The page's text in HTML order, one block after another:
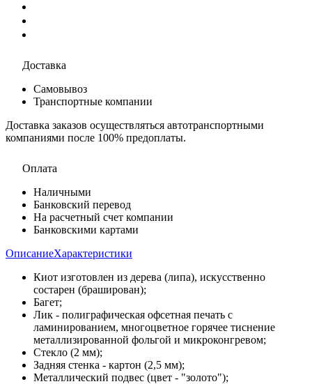
Доставка
Самовывоз
Транспортные компании
Доставка заказов осуществляться автотранспортными
компаниями после 100% предоплаты.
Оплата
Наличными
Банковский перевод
На расчетный счет компании
Банковскими картами
ОписаниеХарактеристики
Киот изготовлен из дерева (липа), искусственно
состарен (браширован);
Багет;
Лик - полиграфическая офсетная печать с
ламинированием, многоцветное горячее тиснение
металлизированной фольгой и микроконгревом;
Стекло (2 мм);
Задняя стенка - картон (2,5 мм);
Металлический подвес (цвет - "золото");